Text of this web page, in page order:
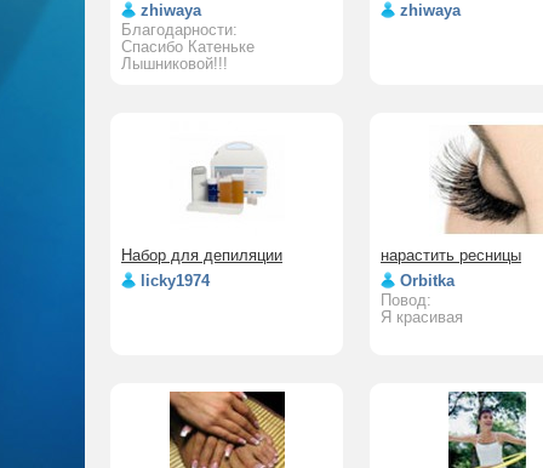
zhiwaya
Благодарности:
Спасибо Катеньке
Лышниковой!!!
zhiwaya
Набор для депиляции
licky1974
нарастить ресницы
Orbitka
Повод:
Я красивая